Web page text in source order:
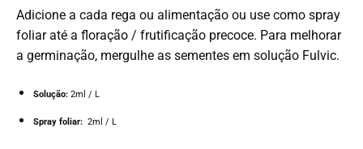
Adicione a cada rega ou alimentação ou use como spray
foliar até a floração / frutificação precoce. Para melhorar
a germinação, mergulhe as sementes em solução Fulvic.
Solução:2ml / L
Spray foliar:2ml / L